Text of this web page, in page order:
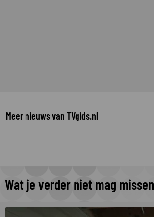
Meer nieuws van TVgids.nl
Wat je verder niet mag missen